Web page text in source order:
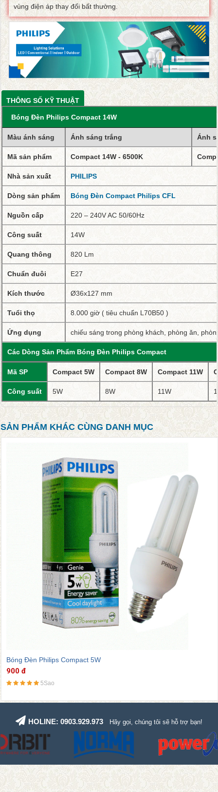
vùng điện áp thay đổi bất thường.
THÔNG SỐ KỸ THUẬT
Bóng Đèn Philips Compact 14W
Màu ánh sáng Ánh sáng trắng Ánh
Mã sản phẩm Compact 14W - 6500K
Nhà sản xuất PHILIPS
Dòng sản phẩm Bóng Đèn Compact Philips CFL
Nguồn cấp 220 – 240V AC 50/60Hz
Công suất 14W
Quang thông 820 Lm
Chuẩn đuôi E27
Kích thước Ø36x127 mm
Tuổi thọ 8.000 giờ ( tiêu chuẩn L70B50 )
Ứng dụng chiếu sáng trong phòng khách, phòng ăn,
Các Dòng Sản Phẩm Bóng Đèn Philips Compact
Mã SP Compact 5W Compact 8W Compact 11W
Công suất 5W 8W 11W
SẢN PHẨM KHÁC CÙNG DANH MỤC
Bóng Đèn Philips Compact 8W
900 đ
5Sao
HOLINE: 0903.929.973 Hãy gọi, chúng tôi sẽ hỗ trợ bạn!